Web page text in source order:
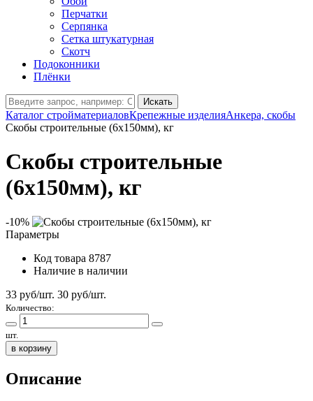
Перчатки
Серпянка
Сетка штукатурная
Скотч
Подоконники
Плёнки
Искать
Каталог стройматериаловКрепежные изделияАнкера, скобы
Скобы строительные (6х150мм), кг
Скобы строительные
(6х150мм), кг
-10%
Параметры
Код товара 8787
Наличие в наличии
33 руб/шт. 30 руб/шт.
Количество:
шт.
в корзину
Описание